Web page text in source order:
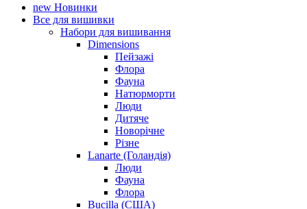
new Новинки
Все для вишивки
Набори для вишивання
Dimensions
Пейзажі
Флора
Фауна
Натюрморти
Люди
Дитяче
Новорічне
Різне
Lanarte (Голандія)
Люди
Фауна
Флора
Bucilla (США)